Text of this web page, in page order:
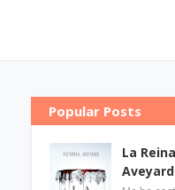
Popular Posts
La
Aveyard